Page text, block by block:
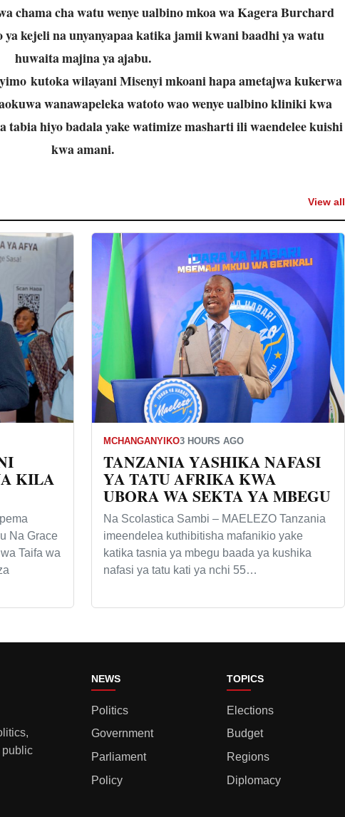
chama cha watu wenye ualbino mkoa wa Kagera Burchard
kejeli na unyanyapaa katika jamii kwani baadhi ya watu
huwaita majina ya ajabu.
kutoka wilayani Misenyi mkoani hapa ametajwa kukerwa
wanawapeleka watoto wao wenye ualbino kliniki kwa
tabia hiyo badala yake watimize masharti ili waendelee kuishi
kwa amani.
View all
KILA
Na Grace
Taifa wa
MCHANGANYIKO3 HOURS AGO
TANZANIA YASHIKA NAFASI
YA TATU AFRIKA KWA
UBORA WA SEKTA YA MBEGU
Na Scolastica Sambi – MAELEZO Tanzania
imeendelea kuthibitisha mafanikio yake
katika tasnia ya mbegu baada ya kushika
nafasi ya tatu kati ya nchi 55…
public
NEWS
Politics
Government
Parliament
Policy
TOPICS
Elections
Budget
Regions
Diplomacy